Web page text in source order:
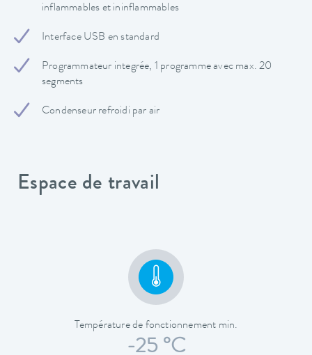
inflammables et ininflammables
Interface USB en standard
Programmateur integrée, 1 programme avec max. 20
segments
Condenseur refroidi par air
Espace de travail
Température de fonctionnement min.
-25 °C